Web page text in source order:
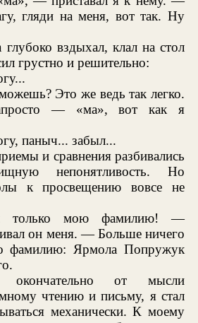
гляди на меня, вот так. Ну
вздыхал, клал на стол
грустно и решительно:
Это же ведь так легко.
— «ма», вот как я
паныч... забыл...
и сравнения разбивались
непонятливость. Но
к просвещению вовсе не
мою фамилию! —
он меня. — Больше ничего
фамилию: Ярмола Попружук
окончательно от мысли
чтению и письму, я стал
механически. К моему